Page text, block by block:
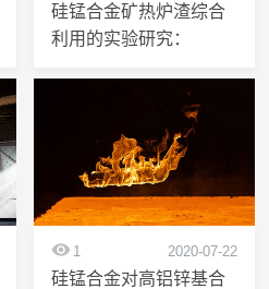
硅锰合金矿热炉渣综合
利用的实验研究：
1 2020-07-22
硅锰合金对高铝锌基合